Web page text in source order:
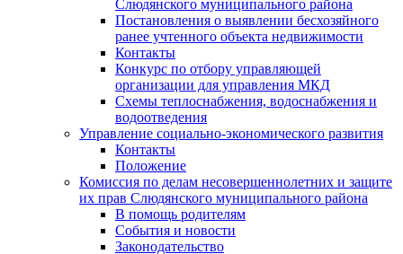
Слюдянского муниципального района
Постановления о выявлении бесхозяйного
ранее учтенного объекта недвижимости
Контакты
Конкурс по отбору управляющей
организации для управления МКД
Схемы теплоснабжения, водоснабжения и
водоотведения
Управление социально-экономического развития
Контакты
Положение
Комиссия по делам несовершеннолетних и защите
их прав Слюдянского муниципального района
В помощь родителям
События и новости
Законодательство